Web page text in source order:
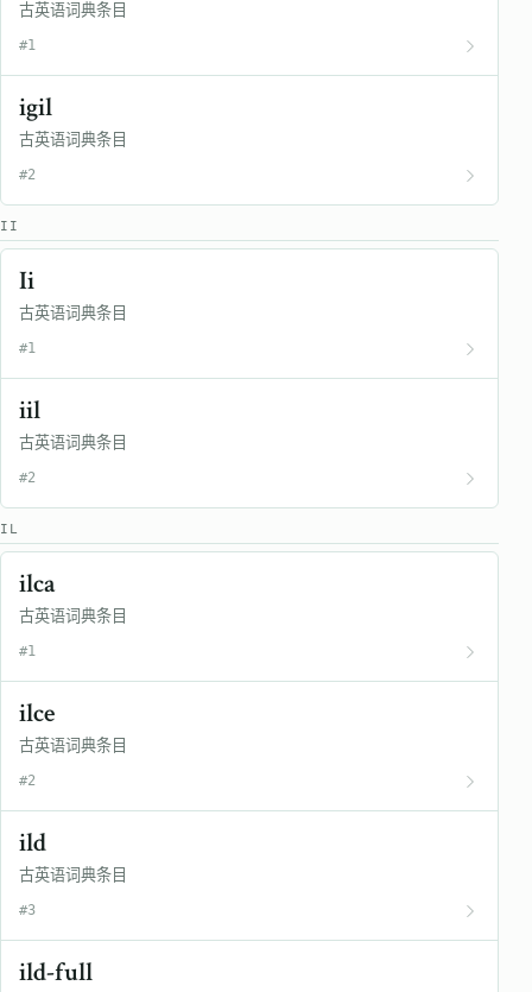
古英语词典条目
#1
igil
古英语词典条目
#2
II
Ii
古英语词典条目
#1
iil
古英语词典条目
#2
IL
ilca
古英语词典条目
#1
ilce
古英语词典条目
#2
ild
古英语词典条目
#3
ild-full